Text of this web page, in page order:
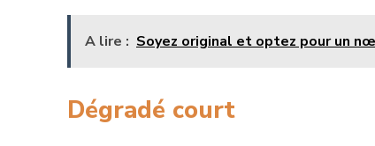
A lire : Soyez original et optez pour un
Dégradé court